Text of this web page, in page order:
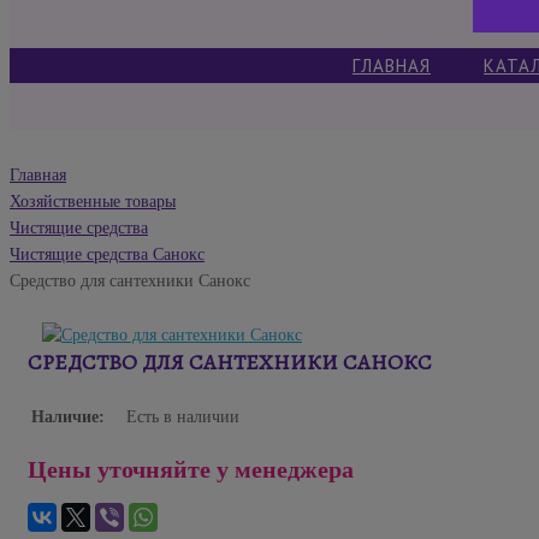
ГЛАВНАЯ
Главная
Хозяйственные товары
Чистящие средства
Чистящие средства Санокс
Средство для сантехники Санокс
СРЕДСТВО ДЛЯ САНТЕХНИКИ САНОКС
Наличие: Есть в наличии
Цены уточняйте у менеджера